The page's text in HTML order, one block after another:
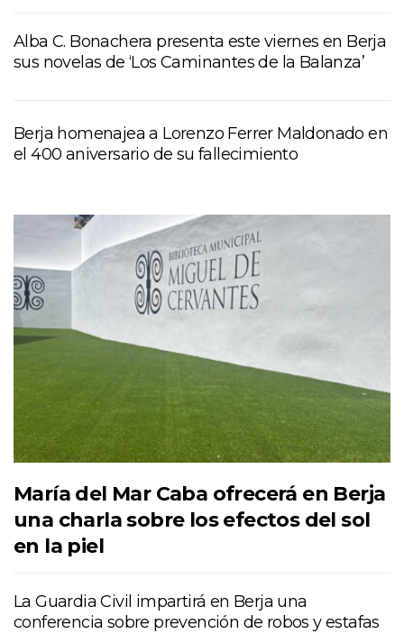
Alba C. Bonachera presenta este viernes en Berja
sus novelas de ‘Los Caminantes de la Balanza’
Berja homenajea a Lorenzo Ferrer Maldonado en
el 400 aniversario de su fallecimiento
María del Mar Caba ofrecerá en Berja
una charla sobre los efectos del sol
en la piel
La Guardia Civil impartirá en Berja una
conferencia sobre prevención de robos y estafas